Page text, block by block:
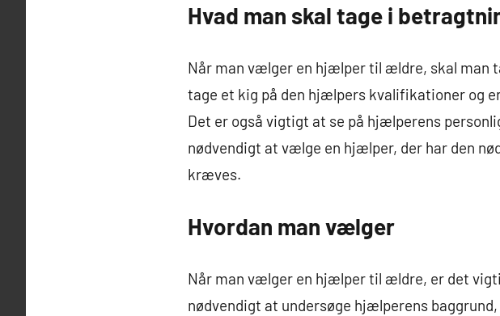
Hvad man skal tage i
Når man vælger en hjælper til ældre, skal man
tage et kig på den hjælpers kvalifikationer og
Det er også vigtigt at se på hjælperens
nødvendigt at vælge en hjælper, der har den
kræves.
Hvordan man vælger
Når man vælger en hjælper til ældre, er det
nødvendigt at undersøge hjælperens